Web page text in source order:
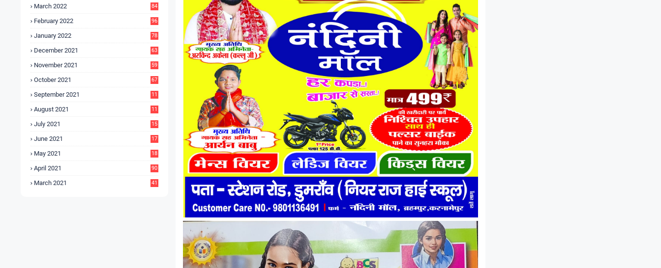
March 2022 84
February 2022 96
January 2022 78
December 2021 63
November 2021 59
October 2021 67
September 2021
11
August 2021
11
July 2021
15
June 2021
17
May 2021
18
April 2021 90
March 2021 41